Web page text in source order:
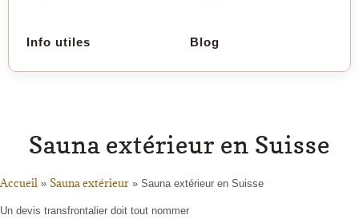
Info utiles Blog
Sauna extérieur en Suisse
Accueil » Sauna extérieur » Sauna extérieur en Suisse
Un devis transfrontalier doit tout nommer